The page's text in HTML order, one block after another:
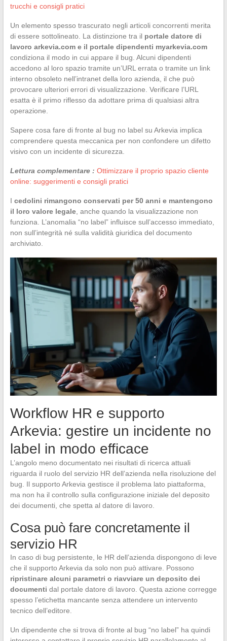
trucchi e consigli pratici
Un elemento spesso trascurato negli articoli concorrenti merita
di essere sottolineato. La distinzione tra il portale datore di
lavoro arkevia.com e il portale dipendenti myarkevia.com
condiziona il modo in cui appare il bug. Alcuni dipendenti
accedono al loro spazio tramite un’URL errata o tramite un link
interno obsoleto nell’intranet della loro azienda, il che può
provocare ulteriori errori di visualizzazione. Verificare l’URL
esatta è il primo riflesso da adottare prima di qualsiasi altra
operazione.
Sapere cosa fare di fronte al bug no label su Arkevia implica
comprendere questa meccanica per non confondere un difetto
visivo con un incidente di sicurezza.
Lettura complementare : Ottimizzare il proprio spazio cliente
online: suggerimenti e consigli pratici
I cedolini rimangono conservati per 50 anni e mantengono
il loro valore legale, anche quando la visualizzazione non
funziona. L’anomalia “no label” influisce sull’accesso immediato,
non sull’integrità né sulla validità giuridica del documento
archiviato.
Workflow HR e supporto
Arkevia: gestire un incidente no
label in modo efficace
L’angolo meno documentato nei risultati di ricerca attuali
riguarda il ruolo del servizio HR dell’azienda nella risoluzione del
bug. Il supporto Arkevia gestisce il problema lato piattaforma,
ma non ha il controllo sulla configurazione iniziale del deposito
dei documenti, che spetta al datore di lavoro.
Cosa può fare concretamente il
servizio HR
In caso di bug persistente, le HR dell’azienda dispongono di leve
che il supporto Arkevia da solo non può attivare. Possono
ripristinare alcuni parametri o riavviare un deposito dei
documenti dal portale datore di lavoro. Questa azione corregge
spesso l’etichetta mancante senza attendere un intervento
tecnico dell’editore.
Un dipendente che si trova di fronte al bug “no label” ha quindi